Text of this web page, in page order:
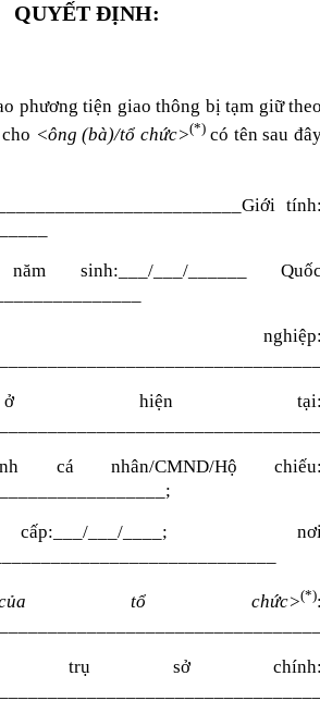
QUYẾT ĐỊNH:
phương tiện giao thông bị tạm giữ
<ông (bà)/tổ chức>(*)có tên sau
sinh:___/___/______
hiện
cá nhân/CMND/Hộ
_/___/____;
tổ chức>(*)
trụ sở